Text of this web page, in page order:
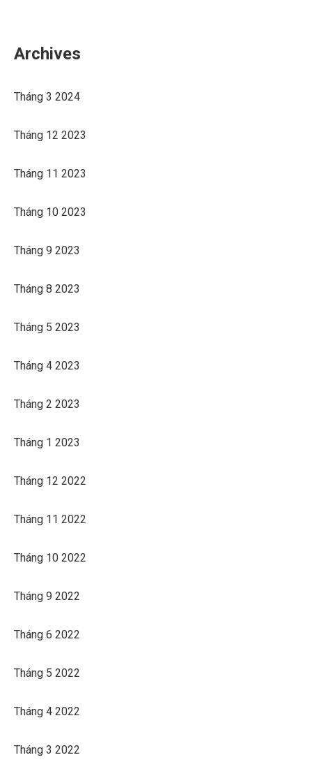
Archives
Tháng 3 2024
Tháng 12 2023
Tháng 11 2023
Tháng 10 2023
Tháng 9 2023
Tháng 8 2023
Tháng 5 2023
Tháng 4 2023
Tháng 2 2023
Tháng 1 2023
Tháng 12 2022
Tháng 11 2022
Tháng 10 2022
Tháng 9 2022
Tháng 6 2022
Tháng 5 2022
Tháng 4 2022
Tháng 3 2022